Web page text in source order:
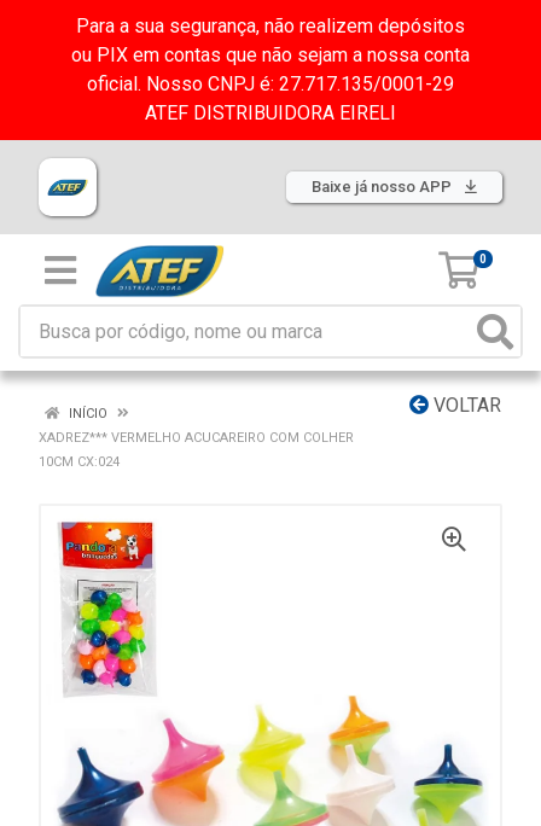
Para a sua segurança, não realizem depósitos
ou PIX em contas que não sejam a nossa conta
oficial. Nosso CNPJ é: 27.717.135/0001-29
ATEF DISTRIBUIDORA EIRELI
Baixe já nosso APP
0
VOLTAR
INÍCIO
XADREZ*** VERMELHO ACUCAREIRO COM COLHER
10CM CX:024